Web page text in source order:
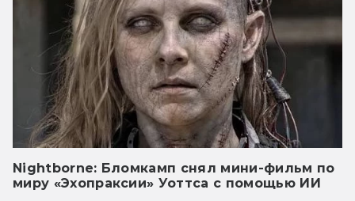
Nightborne: Бломкамп снял мини-фильм по
миру «Эхопраксии» Уоттса с помощью ИИ